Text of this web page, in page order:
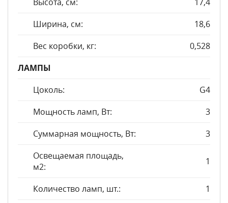
Ширина, см:
18,6
Вес коробки, кг:
0,528
ЛАМПЫ
Цоколь:
G4
Мощность ламп, Вт:
3
Суммарная мощность, Вт:
3
Освещаемая площадь,
м2:
1
Количество ламп, шт.:
1